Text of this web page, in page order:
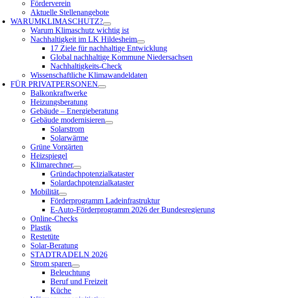
Förderverein
Aktuelle Stellenangebote
WARUMKLIMASCHUTZ?
Warum Klimaschutz wichtig ist
Nachhaltigkeit im LK Hildesheim
17 Ziele für nachhaltige Entwicklung
Global nachhaltige Kommune Niedersachsen
Nachhaltigkeits-Check
Wissenschaftliche Klimawandeldaten
FÜRPRIVATPERSONEN
Balkonkraftwerke
Heizungsberatung
Gebäude – Energieberatung
Gebäude modernisieren
Solarstrom
Solarwärme
Grüne Vorgärten
Heizspiegel
Klimarechner
Gründachpotenzialkataster
Solardachpotenzialkataster
Mobilität
Förderprogramm Ladeinfrastruktur
E-Auto-Förderprogramm 2026 der Bundesregierung
Online-Checks
Plastik
Restetüte
Solar-Beratung
STADTRADELN 2026
Strom sparen
Beleuchtung
Beruf und Freizeit
Küche